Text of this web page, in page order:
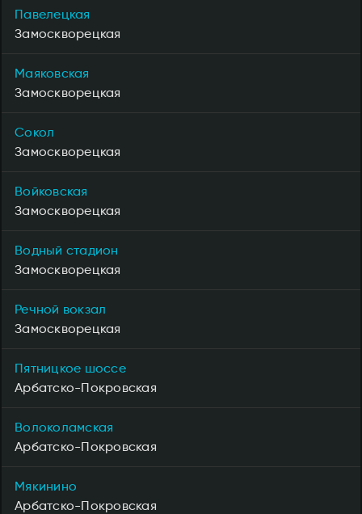
Павелецкая
Замоскворецкая
Маяковская
Замоскворецкая
Сокол
Замоскворецкая
Войковская
Замоскворецкая
Водный стадион
Замоскворецкая
Речной вокзал
Замоскворецкая
Пятницкое шоссе
Арбатско-Покровская
Волоколамская
Арбатско-Покровская
Мякинино
Арбатско-Покровская